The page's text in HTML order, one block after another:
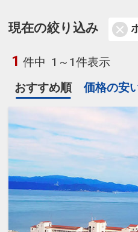
現在の絞り込み
1 件中 1～1件表示
おすすめ順
価格の安